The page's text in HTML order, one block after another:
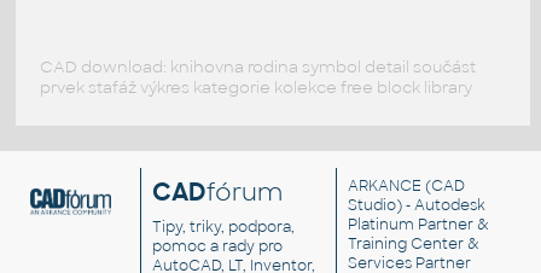
CAD download: knihovna rodina symbol detail součást
prvek stafáž výkres kategorie kolekce free block library
CADfórum
Tipy, triky, podpora,
pomoc a rady pro
AutoCAD, LT, Inventor,
ARKANCE (CAD
Studio) - Autodesk
Platinum Partner &
Training Center &
Services Partner